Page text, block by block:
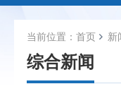
当前位置： 首页 新
综合新闻